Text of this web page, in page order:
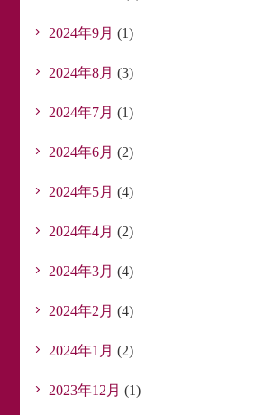
2024年9月 (1)
2024年8月 (3)
2024年7月 (1)
2024年6月 (2)
2024年5月 (4)
2024年4月 (2)
2024年3月 (4)
2024年2月 (4)
2024年1月 (2)
2023年12月 (1)